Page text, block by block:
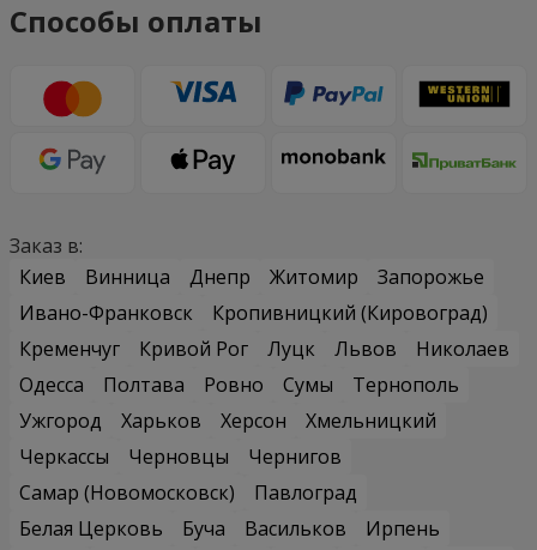
Способы оплаты
Заказ в:
Киев
Винница Днепр Житомир
Запорожье
Ивано-Франковск
Кропивницкий (Кировоград)
Кременчуг
Кривой Рог Луцк Львов
Николаев
Одесса
Полтава Ровно Сумы
Тернополь
Ужгород
Харьков Херсон
Хмельницкий
Черкассы
Черновцы
Чернигов
Самар (Новомосковск)
Павлоград
Белая Церковь
Буча Васильков
Ирпень